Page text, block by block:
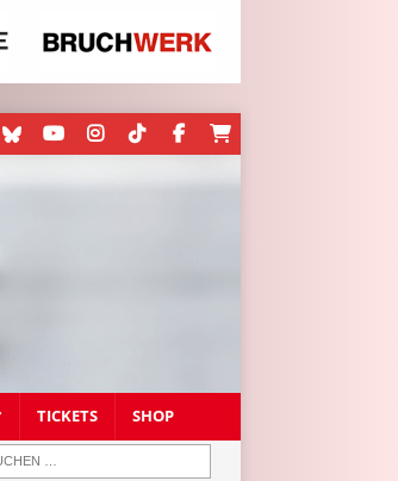
TICKETS SHOP